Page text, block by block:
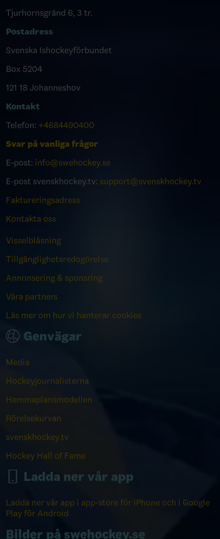
Tjurhornsgränd 6, 3 tr.
Postadress
Svenska Ishockeyförbundet
Box 5204
121 18 Johanneshov
Kontakt
Telefon: +4684490400
Svar på vanliga frågor
E-post: info@swehockey.se
E-post svenskhockey.tv: support@svenskhockey.tv
Faktureringsadress
Kontakta oss
Visselblåsning
Tillgänglighetsredogörelse
Annonsering & sponsring
Våra partners
Läs mer om hur vi hanterar cookies
Genvägar
Media
Hockeyjournalisterna
Hemmaplansmodellen
Rörelsekurvan
svenskhockey.tv
Hockey Hall of Fame
Ladda ner vår app
Ladda ner vår app i app-store för iPhone och i Google
Play för Android
Bilder på swehockey.se